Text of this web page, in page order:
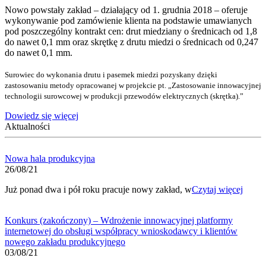
Nowo powstały zakład – działający od 1. grudnia 2018 – oferuje
wykonywanie pod zamówienie klienta na podstawie umawianych
pod poszczególny kontrakt cen: drut miedziany o średnicach od 1,8
do nawet 0,1 mm oraz skrętkę z drutu miedzi o średnicach od 0,247
do nawet 0,1 mm.
Surowiec do wykonania drutu i pasemek miedzi pozyskany dzięki
zastosowaniu metody opracowanej w projekcie pt. „Zastosowanie innowacyjnej
technologii surowcowej w produkcji przewodów elektrycznych (skrętka).”
Dowiedz się więcej
Aktualności
Nowa hala produkcyjna
26/08/21
Już ponad dwa i pół roku pracuje nowy zakład, wCzytaj więcej
Konkurs (zakończony) – Wdrożenie innowacyjnej platformy
internetowej do obsługi współpracy wnioskodawcy i klientów
nowego zakładu produkcyjnego
03/08/21